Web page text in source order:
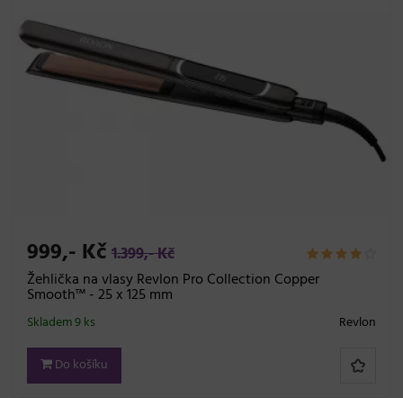
999,- Kč 1.399,- Kč
Žehlička na vlasy Revlon Pro Collection Copper
Smooth™ - 25 x 125 mm
Revlon
Skladem 9 ks
Do košíku